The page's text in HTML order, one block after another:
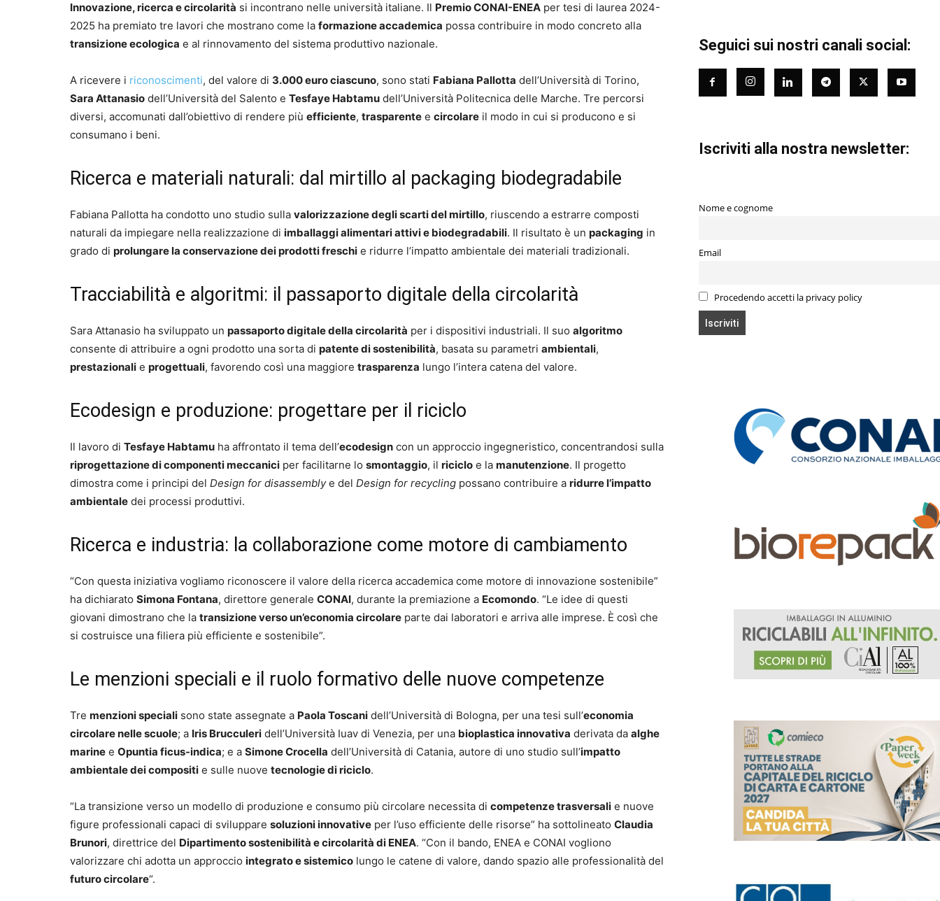
Innovazione, ricerca e circolarità si incontrano nelle università italiane. Il Premio CONAI-ENEA per tesi di laurea 2024-
2025 ha premiato tre lavori che mostrano come la formazione accademica possa contribuire in modo concreto alla
transizione ecologica e al rinnovamento del sistema produttivo nazionale.
A ricevere i riconoscimenti, del valore di 3.000 euro ciascuno, sono stati Fabiana Pallotta dell’Università di Torino,
Sara Attanasio dell’Università del Salento e Tesfaye Habtamu dell’Università Politecnica delle Marche. Tre percorsi
diversi, accomunati dall’obiettivo di rendere più efficiente, trasparente e circolare il modo in cui si producono e si
consumano i beni.
Ricerca e materiali naturali: dal mirtillo al packaging biodegradabile
Fabiana Pallotta ha condotto uno studio sulla valorizzazione degli scarti del mirtillo, riuscendo a estrarre composti
naturali da impiegare nella realizzazione di imballaggi alimentari attivi e biodegradabili. Il risultato è un packaging in
grado di prolungare la conservazione dei prodotti freschi e ridurre l’impatto ambientale dei materiali tradizionali.
Tracciabilità e algoritmi: il passaporto digitale della circolarità
Sara Attanasio ha sviluppato un passaporto digitale della circolarità per i dispositivi industriali. Il suo algoritmo
consente di attribuire a ogni prodotto una sorta di patente di sostenibilità, basata su parametri ambientali,
prestazionali e progettuali, favorendo così una maggiore trasparenza lungo l’intera catena del valore.
Ecodesign e produzione: progettare per il riciclo
Il lavoro di Tesfaye Habtamu ha affrontato il tema dell’ecodesign con un approccio ingegneristico, concentrandosi sulla
riprogettazione di componenti meccanici per facilitarne lo smontaggio, il riciclo e la manutenzione. Il progetto
dimostra come i principi del Design for disassemblye del Design for recycling possano contribuire a ridurre l’impatto
ambientale dei processi produttivi.
Ricerca e industria: la collaborazione come motore di cambiamento
“Con questa iniziativa vogliamo riconoscere il valore della ricerca accademica come motore di innovazione sostenibile”
ha dichiarato Simona Fontana, direttore generale CONAI, durante la premiazione a Ecomondo. “Le idee di questi
giovani dimostrano che la transizione verso un’economia circolare parte dai laboratori e arriva alle imprese. È così che
si costruisce una filiera più efficiente e sostenibile”.
Le menzioni speciali e il ruolo formativo delle nuove competenze
Tre menzioni speciali sono state assegnate a Paola Toscani dell’Università di Bologna, per una tesi sull’economia
circolare nelle scuole; a Iris Brucculeri dell’Università Iuav di Venezia, per una bioplastica innovativa derivata da alghe
marine e Opuntia ficus-indica; e a Simone Crocella dell’Università di Catania, autore di uno studio sull’impatto
ambientale dei compositi e sulle nuove tecnologie di riciclo.
“La transizione verso un modello di produzione e consumo più circolare necessita di competenze trasversali e nuove
figure professionali capaci di sviluppare soluzioni innovative per l’uso efficiente delle risorse” ha sottolineato Claudia
Brunori, direttrice del Dipartimento sostenibilità e circolarità di ENEA. “Con il bando, ENEA e CONAI vogliono
valorizzare chi adotta un approccio integrato e sistemico lungo le catene di valore, dando spazio alle professionalità del
futuro circolare“.
Seguici sui nostri canali social:
Iscriviti alla nostra newsletter:
Nome e cognome
Email
Procedendo accetti la privacy policy